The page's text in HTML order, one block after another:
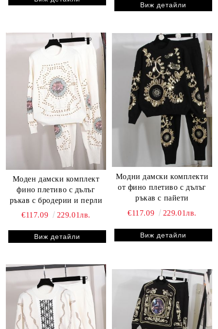
Виж детайли
Моден дамски комплект
фино плетиво с дълъг
ръкав с бродерии и перли
€117.09
229.01лв.
Виж детайли
Модни дамски комплекти
от фино плетиво с дълъг
ръкав с пайети
€117.09
229.01лв.
Виж детайли